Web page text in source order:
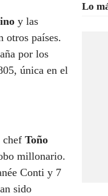
y las
otros países.
por los
única en el
chef Toño
millonario.
Conti y 7
sido
Lo